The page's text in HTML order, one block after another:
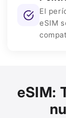
El
eSIM
eSIM: